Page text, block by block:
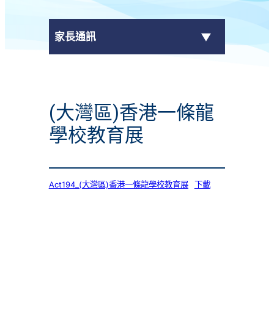
家長通訊
學校通告
(大灣區)香港一條龍
學校教育展
Act194_(大灣區)香港一條龍學校教育展 下載